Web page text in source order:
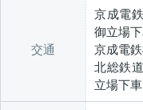
交通
京成電
御立場
京成電
北総鉄
立場下